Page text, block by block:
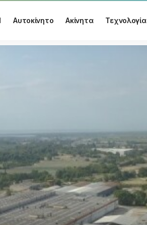
Αυτοκίνητο Ακίνητα Τεχνολογία